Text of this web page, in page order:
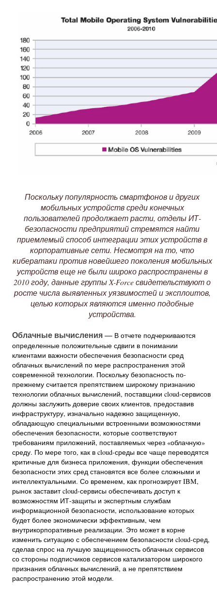
Поскольку популярность смартфонов и других
мобильных устройств среди конечных
пользователей продолжает расти, отделы ИТ-
безопасности предприятий стремятся найти
приемлемый способ интеграции этих устройств в
корпоративные сети. Несмотря на то, что
кибератаки против новейшего поколения мобильных
устройств еще не были широко распространены в
2010 году, данные группы X-Force свидетельствуют о
росте числа выявленных уязвимостей и эксплоитов,
целью которых являются именно подобные
устройства.
Облачные вычисления — В отчете подчеркиваются
определенные положительные сдвиги в понимании
клиентами важности обеспечения безопасности сред
облачных вычислений по мере распространения этой
современной технологии. Поскольку безопасность по-
прежнему считается препятствием широкому признанию
технологии облачных вычислений, поставщики cloud-сервисов
должны заслужить доверие своих клиентов, предоставив
инфраструктуру, изначально надежно защищенную,
обладающую специальными встроенными возможностями
обеспечения безопасности, которые соответствуют
требованиям приложений, поставляемых через «облачную»
среду. По мере того, как в cloud-среды все чаще переводятся
критичные для бизнеса приложения, функции обеспечения
безопасности этих сред становятся все более сложными и
интеллектуальными. Со временем, как прогнозирует IBM,
рынок заставит cloud-сервисы обеспечивать доступ к
возможностям ИТ-защиты и экспертным службам
информационной безопасности, использование которых
будет более экономически эффективным, чем
внутрикорпоративные реализации. Это может в корне
изменить ситуацию с обеспечением безопасности cloud-сред,
сделав спрос на лучшую защищенность облачных сервисов
со стороны подписчиков сервисов катализатором широкого
признания облачных вычислений, а не препятствием
распространению этой модели.